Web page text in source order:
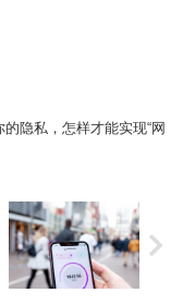
隐私，怎样才能实现“网